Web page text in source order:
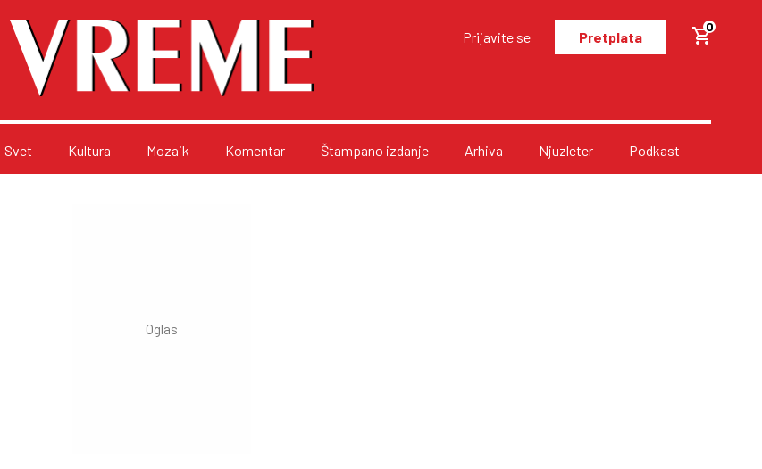
Prijavite se Pretplata
0
Svet Kultura Mozaik Komentar Štampano izdanje Arhiva Njuzleter Podkast